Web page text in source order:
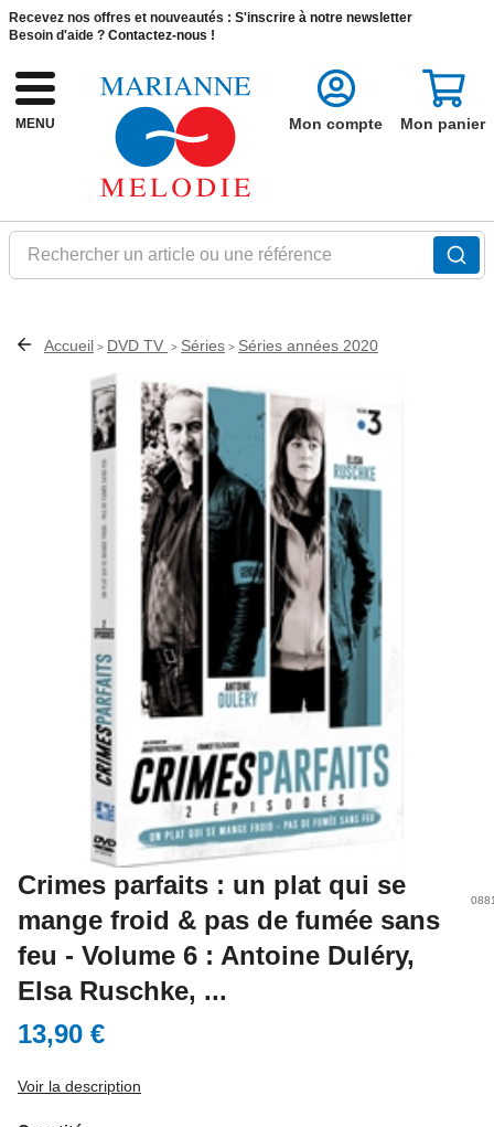
Recevez nos offres et nouveautés : S'inscrire à notre newsletter
Besoin d'aide ? Contactez-nous !
MENU
Rechercher un article ou une référence
Mon compte Mon panier
Accueil > DVD TV > Séries > Séries années 2020
Crimes parfaits : un plat qui se
mange froid & pas de fumée sans
feu - Volume 6 : Antoine Duléry,
Elsa Ruschke, ...
13,90 €
Voir la description